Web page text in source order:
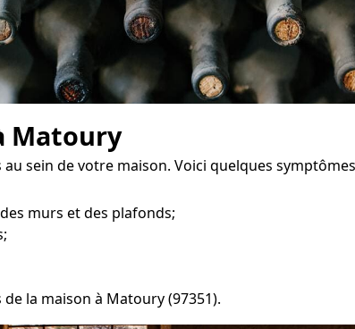
Matoury
sein de votre maison. Voici quelques
murs et des plafonds;
la maison à Matoury (97351).